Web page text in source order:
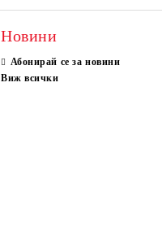
Новини
Абонирай се за новини
Виж всички